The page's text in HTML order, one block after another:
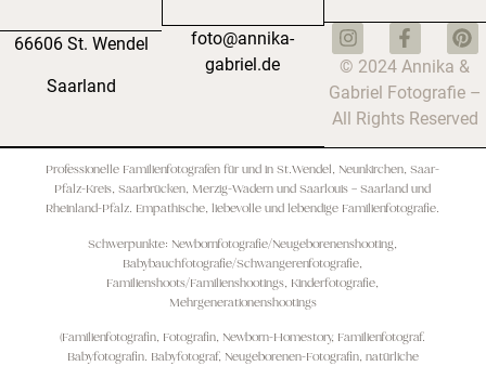
66606 St. Wendel
Saarland
foto@annika-
gabriel.de
© 2024 Annika &
Gabriel Fotografie –
All Rights Reserved
Professionelle Familienfotografen für und in St.Wendel, Neunkirchen, Saar-
Pfalz-Kreis, Saarbrücken, Merzig-Wadern und Saarlouis – Saarland und
Rheinland-Pfalz. Empathische, liebevolle und lebendige Familienfotografie.
Schwerpunkte: Newbornfotografie/Neugeborenenshooting,
Babybauchfotografie/Schwangerenfotografie,
Familienshoots/Familienshootings, Kinderfotografie,
Mehrgenerationenshootings
(Familienfotografin, Fotografin, Newborn-Homestory, Familienfotograf.
Babyfotografin. Babyfotograf, Neugeborenen-Fotografin, natürliche